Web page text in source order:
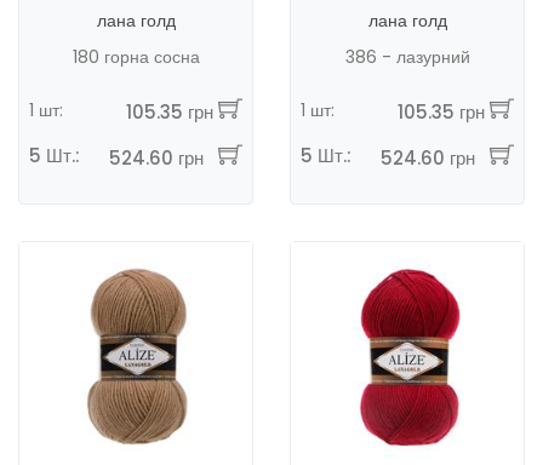
лана голд
180 горна сосна
1 шт:
105.35 грн
5 Шт.:
524.60 грн
лана голд
386 - лазурний
1 шт:
105.35 грн
5 Шт.:
524.60 грн